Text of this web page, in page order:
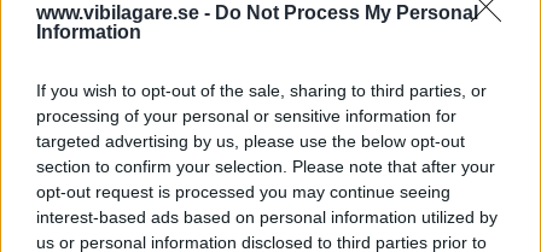
www.vibilagare.se - Do Not Process My Personal
Information
If you wish to opt-out of the sale, sharing to third parties, or
processing of your personal or sensitive information for
targeted advertising by us, please use the below opt-out
section to confirm your selection. Please note that after your
opt-out request is processed you may continue seeing
interest-based ads based on personal information utilized by
us or personal information disclosed to third parties prior to
Pace möter konkurrenterna från Audi och Mercedes går det
inte åt en droppe fossilt drivmedel, men hur står sig
0 kommentarer Gasa (5) Bromsa (1)
Rosttest: Audi E-tron,
Jaguar I-Pace, Mercedes